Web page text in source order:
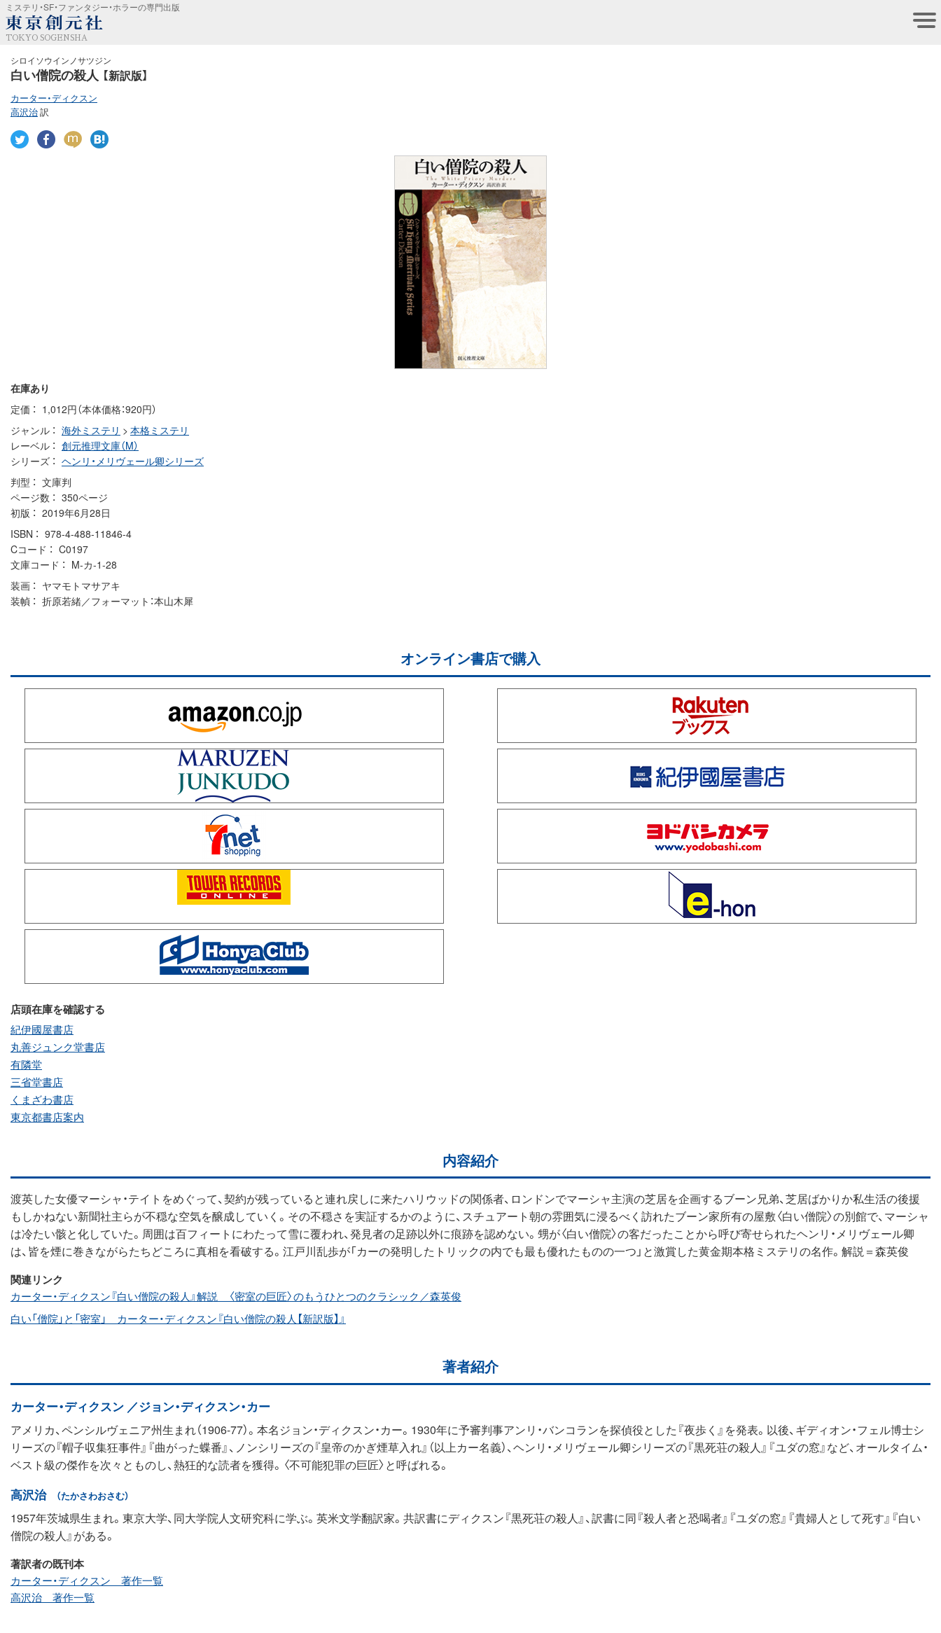
ミステリ・SF・ファンタジー・ホラーの専門出版
TOKYO SOGENSHA
シロイソウインノサツジン
白い僧院の殺人 【新訳版】
カーター・ディクスン
高沢治訳
在庫あり
定価
1,012円（本体価格：920円）
ジャンル
海外ミステリ > 本格ミステリ
レーベル
創元推理文庫（M）
シリーズ
ヘンリ・メリヴェール卿シリーズ
判型
文庫判
ページ数
350ページ
初版
2019年6月28日
ISBN
978-4-488-11846-4
Cコード
C0197
文庫コード
M-カ-1-28
装画
ヤマモトマサアキ
装幀
折原若緒／フォーマット：本山木犀
オンライン書店で購入
店頭在庫を確認する
紀伊國屋書店
丸善ジュンク堂書店
有隣堂
三省堂書店
くまざわ書店
東京都書店案内
内容紹介
渡英した女優マーシャ・テイトをめぐって、契約が残っていると連れ戻しに来たハリウッドの関係者、ロンドンでマーシャ主演の芝居を企画するブーン兄弟、芝居ばかりか私生活の後援
もしかねない新聞社主らが不穏な空気を醸成していく。その不穏さを実証するかのように、スチュアート朝の雰囲気に浸るべく訪れたブーン家所有の屋敷〈白い僧院〉の別館で、マーシャ
は冷たい骸と化していた。周囲は百フィートにわたって雪に覆われ、発見者の足跡以外に痕跡を認めない。甥が〈白い僧院〉の客だったことから呼び寄せられたヘンリ・メリヴェール卿
は、皆を煙に巻きながらたちどころに真相を看破する。江戸川乱歩が「カーの発明したトリックの内でも最も優れたものの一つ」と激賞した黄金期本格ミステリの名作。解説＝森英俊
関連リンク
カーター・ディクスン『白い僧院の殺人』解説 〈密室の巨匠〉のもうひとつのクラシック／森英俊
白い「僧院」と「密室」 カーター・ディクスン『白い僧院の殺人【新訳版】』
著者紹介
カーター・ディクスン ／ジョン・ディクスン・カー
アメリカ、ペンシルヴェニア州生まれ（1906-77）。本名ジョン・ディクスン・カー。1930年に予審判事アンリ・バンコランを探偵役とした『夜歩く』を発表。以後、ギディオン・フェル博士シ
リーズの『帽子収集狂事件』『曲がった蝶番』、ノンシリーズの『皇帝のかぎ煙草入れ』（以上カー名義）、ヘンリ・メリヴェール卿シリーズの『黒死荘の殺人』『ユダの窓』など、オールタイム・
ベスト級の傑作を次々とものし、熱狂的な読者を獲得。〈不可能犯罪の巨匠〉と呼ばれる。
高沢治 （たかさわおさむ）
1957年茨城県生まれ。東京大学、同大学院人文研究科に学ぶ。英米文学翻訳家。共訳書にディクスン『黒死荘の殺人』、訳書に同『殺人者と恐喝者』『ユダの窓』『貴婦人として死す』『白い
僧院の殺人』がある。
著訳者の既刊本
カーター・ディクスン 著作一覧
高沢治 著作一覧